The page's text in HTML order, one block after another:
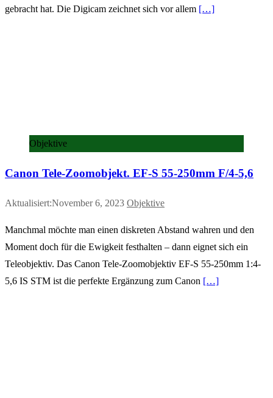
gebracht hat. Die Digicam zeichnet sich vor allem […]
Objektive
Canon Tele-Zoomobjekt. EF-S 55-250mm F/4-5,6
Aktualisiert:November 6, 2023 Objektive
Manchmal möchte man einen diskreten Abstand wahren und den
Moment doch für die Ewigkeit festhalten – dann eignet sich ein
Teleobjektiv. Das Canon Tele-Zoomobjektiv EF-S 55-250mm 1:4-
5,6 IS STM ist die perfekte Ergänzung zum Canon […]